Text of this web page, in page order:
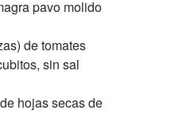
pavo molido
de tomates
sin sal
hojas secas de